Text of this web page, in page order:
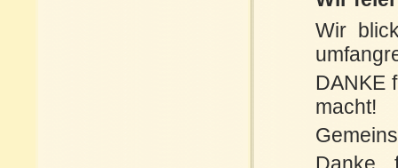
Wir
DANKE
macht!